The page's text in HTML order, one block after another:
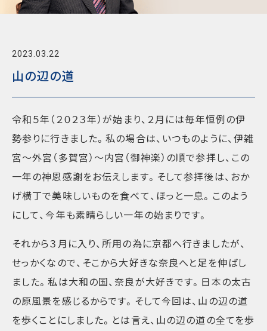
2023.03.22
山の辺の道
令和５年（２０２３年）が始まり、２月には毎年恒例の伊
勢参りに行きました。私の場合は、いつものように、伊雑
宮～外宮（多賀宮）～内宮（御神楽）の順で参拝し、この
一年の神恩感謝をお伝えします。そして参拝後は、おか
げ横丁で美味しいものを食べて、ほっと一息。このよう
にして、今年も素晴らしい一年の始まりです。
それから３月に入り、所用の為に京都へ行きましたが、
せっかくなので、そこから大好きな奈良へと足を伸ばし
ました。私は大和の国、奈良が大好きです。日本の太古
の原風景を感じるからです。そして今回は、山の辺の道
を歩くことにしました。とは言え、山の辺の道の全てを歩